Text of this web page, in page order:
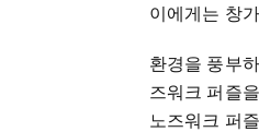
이에게는 창
환경을 풍부
즈워크 퍼즐
노즈워크 퍼